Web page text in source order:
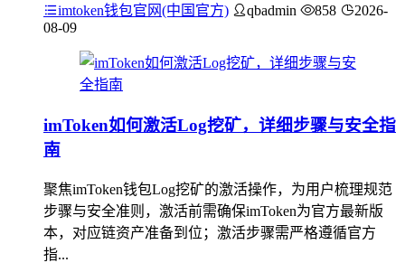
imtoken钱包官网(中国官方) qbadmin 858
2026-
08-09
imToken如何激活Log挖矿，详细步骤与安全指
南
聚焦imToken钱包Log挖矿的激活操作，为用户梳理规范
步骤与安全准则，激活前需确保imToken为官方最新版
本，对应链资产准备到位；激活步骤需严格遵循官方
指...